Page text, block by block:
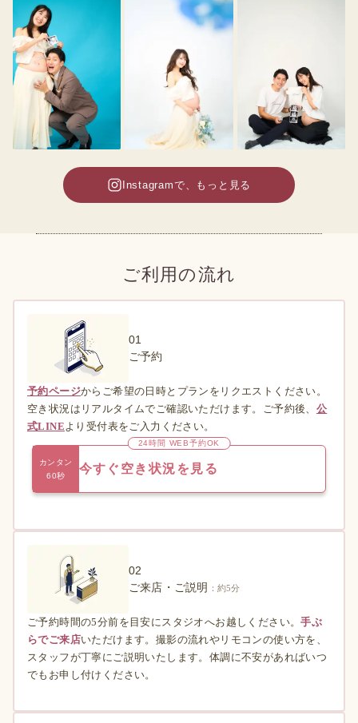
Instagramで、もっと見る
ご利用の流れ
01
ご予約
予約ページからご希望の日時とプランをリクエストください。
空き状況はリアルタイムでご確認いただけます。ご予約後、 公
式LINEより受付表をご入力ください。
24時間 WEB予約OK
カンタン
60秒
今すぐ空き状況を見る
02
ご来店・ご説明 ：約5分
ご予約時間の5分前を目安にスタジオへお越しください。手ぶ
らでご来店いただけます。撮影の流れやリモコンの使い方を、
スタッフが丁寧にご説明いたします。体調に不安があればいつ
でもお申し付けください。